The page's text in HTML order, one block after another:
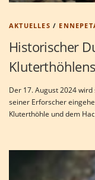
AKTUELLES /
Historischer
Der 17. August 2024
seiner Erforscher
Kluterthöhle und dem